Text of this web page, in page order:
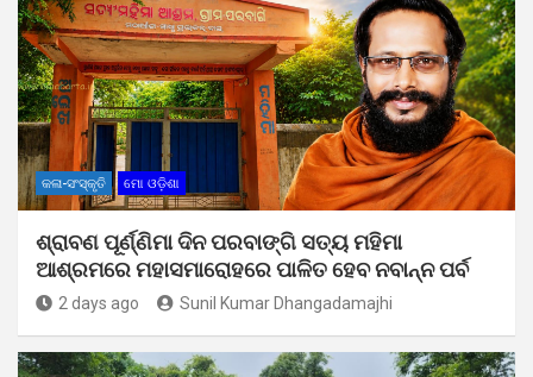
କଳା-ସଂସ୍କୃତି ମୋ ଓଡ଼ିଶା
ଶ୍ରାବଣ ପୂର୍ଣ୍ଣିମା ଦିନ ପରବାଙ୍ଗି ସତ୍ୟ ମହିମା
ଆଶ୍ରମରେ ମହାସମାରୋହରେ ପାଳିତ ହେବ ନବାନ୍ନ ପର୍ବ
2 days ago Sunil Kumar Dhangadamajhi